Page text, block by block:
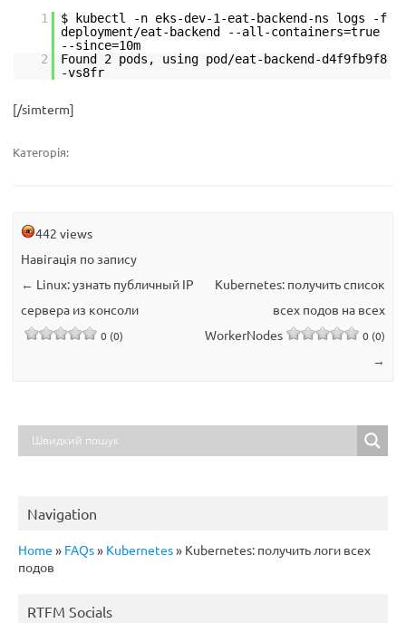
1
$ kubectl -n eks-dev-1-eat-backend-ns logs -f
deployment/eat-backend --all-containers=true
--since=10m
2
Found 2 pods, using pod/eat-backend-d4f9fb9f8
-vs8fr
[/simterm]
Категорія:
442 views
Навігація по запису
← Linux: узнать публичный IP
сервера из консоли
0 (0)
Kubernetes: получить список
всех подов на всех
WorkerNodes
0 (0)
→
Navigation
Home » FAQs» Kubernetes» Kubernetes: получить логи всех
подов
RTFM Socials